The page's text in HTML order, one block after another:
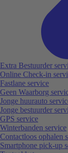
Extra Bestuurder
Online Check-in
Fastlane service
Geen Waarborg
Jonge huurauto
Jonge bestuurder
GPS service
Winterbanden service
Contactloos ophalen
Smartphone pick-up